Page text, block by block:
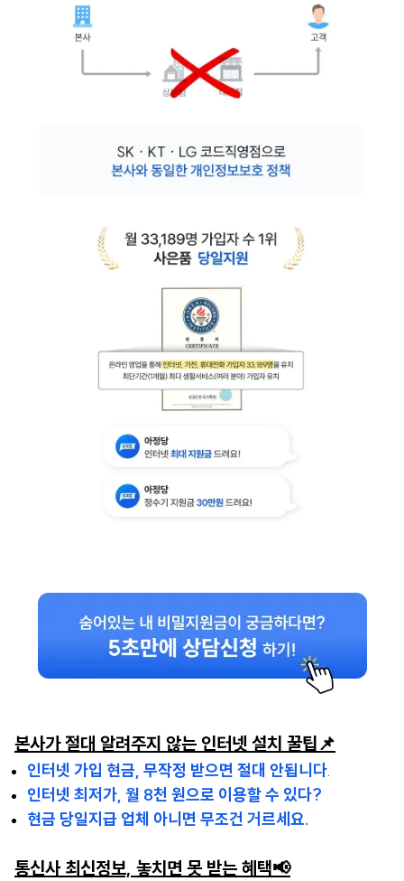
본사가 절대 알려주지 않는 인터넷 설치 꿀팁📌
인터넷 가입 현금, 무작정 받으면 절대 안됩니다.
인터넷 최저가, 월 8천 원으로 이용할 수 있다?
현금 당일지급 업체 아니면 무조건 거르세요.
통신사 최신정보, 놓치면 못 받는 혜택📢